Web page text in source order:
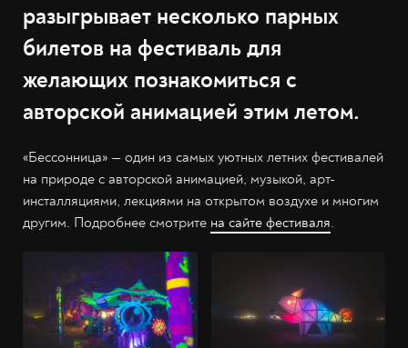
разыгрывает несколько парных
билетов на фестиваль для
желающих познакомиться с
авторской анимацией этим летом.
«Бессонница» — один из самых уютных летних фестивалей
на природе с авторской анимацией, музыкой, арт-
инсталляциями, лекциями на открытом воздухе и многим
другим. Подробнее смотрите на сайте фестиваля.